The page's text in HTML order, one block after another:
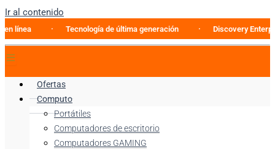
Ir al contenido
Tecnología de última generación Discovery Enterprise
Ofertas
Computo
Portátiles
Computadores de escritorio
Computadores GAMING